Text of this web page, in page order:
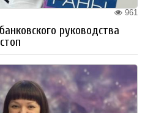
961
руководства